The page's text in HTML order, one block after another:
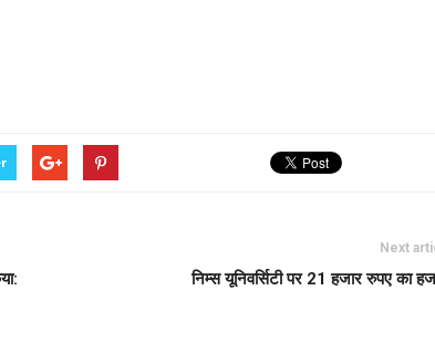
Next
निम्स यूनिवर्सिटी पर 21 हजार रुपए का